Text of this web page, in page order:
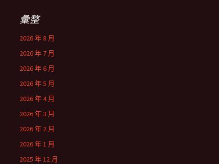
彙整
2026 年 8 月
2026 年 7 月
2026 年 6 月
2026 年 5 月
2026 年 4 月
2026 年 3 月
2026 年 2 月
2026 年 1 月
2025 年 12 月